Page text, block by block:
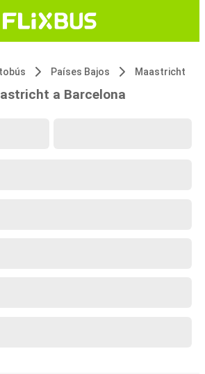
Países Bajos Maastricht
a Barcelona